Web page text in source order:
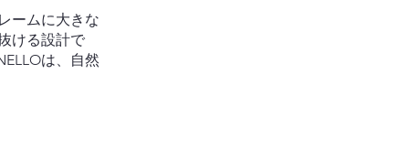
ームに大きな
ける設計で
は、自然